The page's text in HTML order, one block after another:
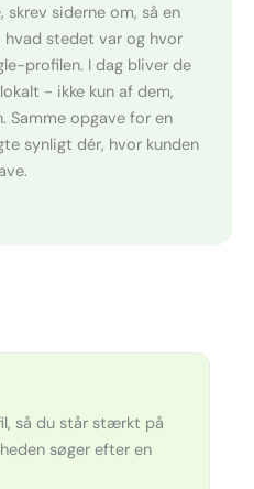
siderne om, så en
hvad stedet var og hvor
profilen. I dag bliver de
- ikke kun af dem,
Samme opgave for en
synligt dér, hvor kunden
så du står stærkt på
søger efter en